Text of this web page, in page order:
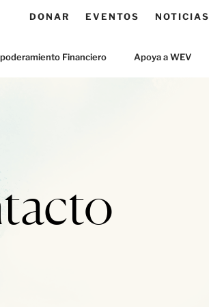
DONAR EVENTOS NOTICIAS
Financiero Apoya a WEV